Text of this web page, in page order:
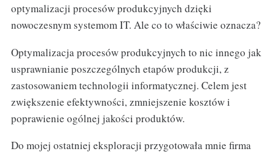
optymalizacji procesów produkcyjnych dzięki
nowoczesnym systemom IT. Ale co to właściwie oznacza?
Optymalizacja procesów produkcyjnych to nic innego jak
usprawnianie poszczególnych etapów produkcji, z
zastosowaniem technologii informatycznej. Celem jest
zwiększenie efektywności, zmniejszenie kosztów i
poprawienie ogólnej jakości produktów.
Do mojej ostatniej eksploracji przygotowała mnie firma